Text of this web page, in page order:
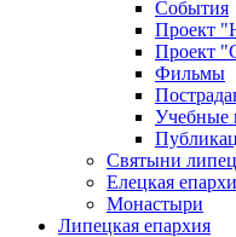
События
Проект
Проект
Фильмы
Учебные
Святыни
Елецкая
Монастыри
Липецкая епархия